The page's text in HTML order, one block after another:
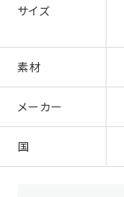
サイズ
素材
メーカー
国